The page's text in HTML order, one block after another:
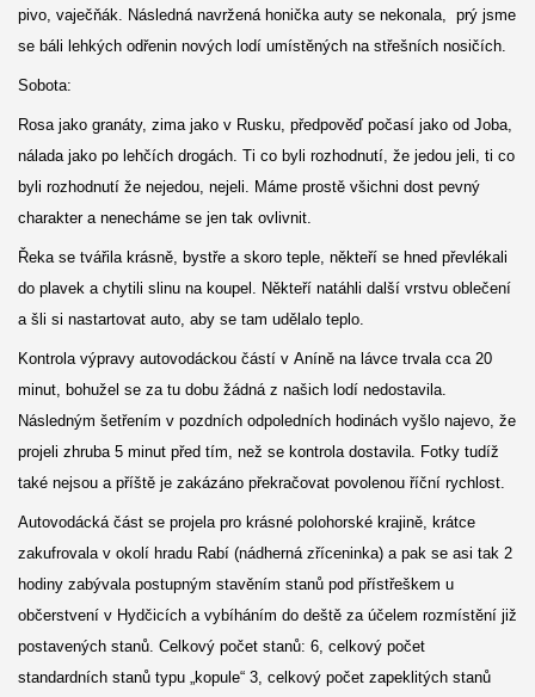
pivo, vaječňák. Následná navržená honička auty se nekonala, prý jsme
se báli lehkých odřenin nových lodí umístěných na střešních nosičích.
Sobota:
Rosa jako granáty, zima jako v Rusku, předpověď počasí jako od Joba,
nálada jako po lehčích drogách. Ti co byli rozhodnutí, že jedou jeli, ti co
byli rozhodnutí že nejedou, nejeli. Máme prostě všichni dost pevný
charakter a nenecháme se jen tak ovlivnit.
Řeka se tvářila krásně, bystře a skoro teple, někteří se hned převlékali
do plavek a chytili slinu na koupel. Někteří natáhli další vrstvu oblečení
a šli si nastartovat auto, aby se tam udělalo teplo.
Kontrola výpravy autovodáckou částí v Aníně na lávce trvala cca 20
minut, bohužel se za tu dobu žádná z našich lodí nedostavila.
Následným šetřením v pozdních odpoledních hodinách vyšlo najevo, že
projeli zhruba 5 minut před tím, než se kontrola dostavila. Fotky tudíž
také nejsou a příště je zakázáno překračovat povolenou říční rychlost.
Autovodácká část se projela pro krásné polohorské krajině, krátce
zakufrovala v okolí hradu Rabí (nádherná zříceninka) a pak se asi tak 2
hodiny zabývala postupným stavěním stanů pod přístřeškem u
občerstvení v Hydčicích a vybíháním do deště za účelem rozmístění již
postavených stanů. Celkový počet stanů: 6, celkový počet
standardních stanů typu „kopule“ 3, celkový počet zapeklitých stanů